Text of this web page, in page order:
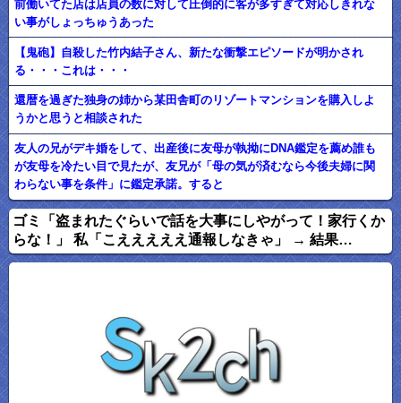
前働いてた店は店員の数に対して圧倒的に客が多すぎて対応しきれな
い事がしょっちゅうあった
【鬼砲】自殺した竹内結子さん、新たな衝撃エピソードが明かされ
る・・・これは・・・
還暦を過ぎた独身の姉から某田舎町のリゾートマンションを購入しよ
うかと思うと相談された
友人の兄がデキ婚をして、出産後に友母が執拗にDNA鑑定を薦め誰も
が友母を冷たい目で見たが、友兄が「母の気が済むなら今後夫婦に関
わらない事を条件」に鑑定承諾。すると
ゴミ「盗まれたぐらいで話を大事にしやがって！家行くか
らな！」 私「こえええええ通報しなきゃ」 → 結果…